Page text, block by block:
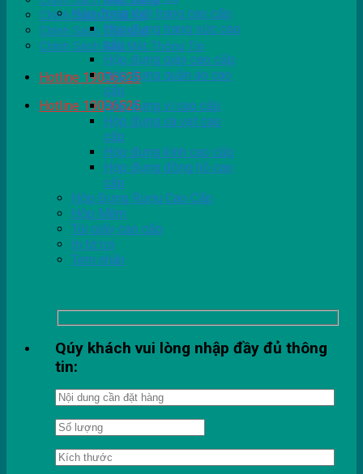
Chính Sách Thiết Kế
Chính Sách Tồn Kho
Chính Sách Bảo Mật Thông Tin
Hotline 19006525
Hotline 19006525
Hộp đựng thời trang cao cấp
Hộp đựng trang sức cao
cấp
Hộp đựng giày cao cấp
Hộp đựng quần áo cao
cấp
Hộp đựng ví cao cấp
Hộp đựng cà vạt cao
cấp
Hộp đựng kính cao cấp
Hộp đựng đồng hồ cao
cấp
Hộp Đựng Rượu Cao Cấp
Hộp Mềm
Túi giấy cao cấp
In tờ rơi
Tem nhãn
Qúy khách vui lòng nhập đầy đủ thông
tin: